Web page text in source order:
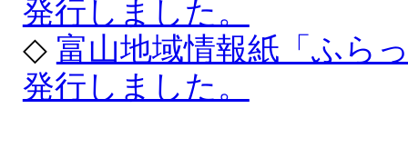
発行しました。
◇ 富山地域情報紙「ふら
発行しました。